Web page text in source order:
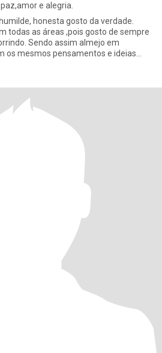
e alegria.
honesta gosto da verdade.
todas as áreas ,pois gosto de sempre
Sendo assim almejo em
os mesmos pensamentos e ideias